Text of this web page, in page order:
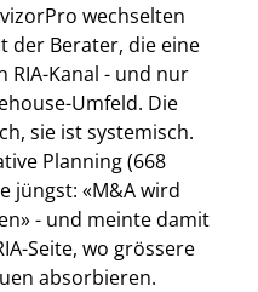
wechselten
der Berater, die eine
RIA-Kanal - und nur
Umfeld. Die
sie ist systemisch.
Planning (668
jüngst: «M&A wird
- und meinte damit
Seite, wo grössere
absorbieren.